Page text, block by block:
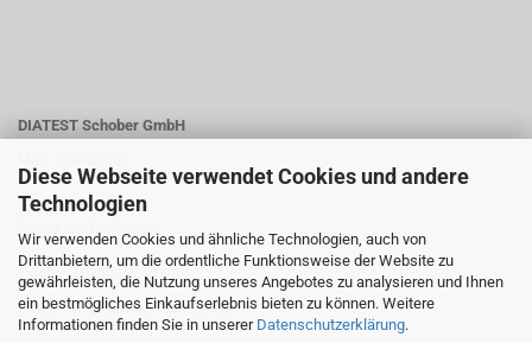
Diese Webseite verwendet Cookies und andere
Technologien
Wir verwenden Cookies und ähnliche Technologien, auch von
Drittanbietern, um die ordentliche Funktionsweise der Website zu
gewährleisten, die Nutzung unseres Angebotes zu analysieren und Ihnen
ein bestmögliches Einkaufserlebnis bieten zu können. Weitere
Informationen finden Sie in unserer Datenschutzerklärung.
DIATEST Schober GmbH
72649 Wolfschlugen
Telefon +07022 73845-0
E-Mail: info@diatest-schober.de